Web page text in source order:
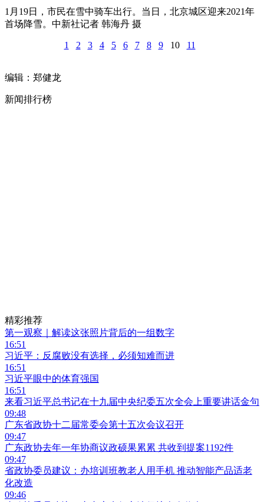
1月19日，市民在雪中骑车出行。当日，北京城区迎来2021年
首场降雪。中新社记者 韩海丹 摄
1 2 3 4 5 6 7 8 9 10 11
编辑：郑健龙
新闻排行榜
精彩推荐
第一观察｜解读这张照片背后的一组数字
16:51
习近平：反腐败没有选择，必须知难而进
16:51
习近平眼中的体育强国
16:51
来看习近平总书记在十九届中央纪委五次全会上重要讲话金句
09:48
广东省政协十二届常委会第十五次会议召开
09:47
广东政协去年一年协商议政硕果累累 共收到提案1192件
09:47
省政协委员建议：办培训班教老人用手机 推动智能产品适老
化改造
09:46